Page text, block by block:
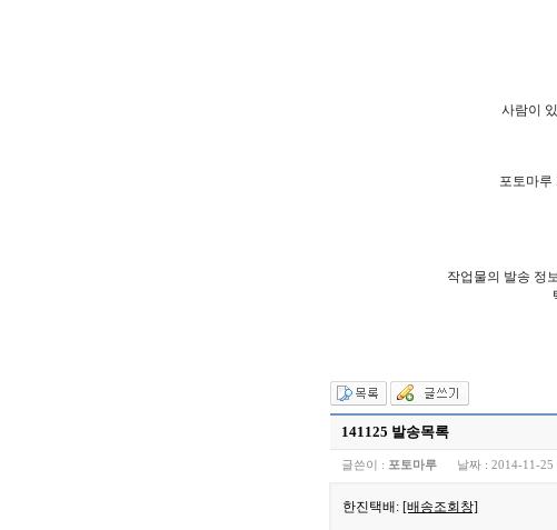
사람이
포토마루
작업물의 발송 정
141125 발송목록
글쓴이 : 포토마루 날짜 : 2014-11-25
한진택배: [배송조회창]